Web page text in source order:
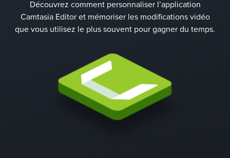
Découvrez comment personnaliser l’application
Camtasia Editor et mémoriser les modifications vidéo
que vous utilisez le plus souvent pour gagner du temps.